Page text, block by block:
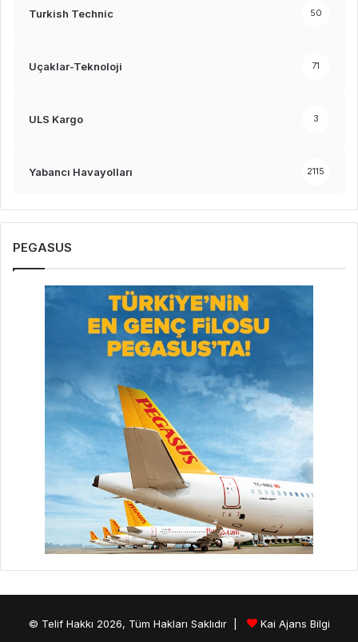
Turkish Technic 50
Uçaklar-Teknoloji 71
ULS Kargo 3
Yabancı Havayolları 2115
PEGASUS
© Telif Hakkı 2026, Tüm Hakları Saklıdır | Kai Ajans Bilgi